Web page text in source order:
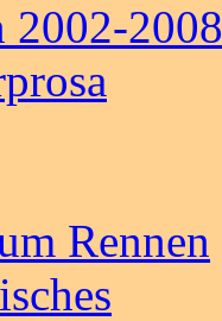
2002-2008
Rennen